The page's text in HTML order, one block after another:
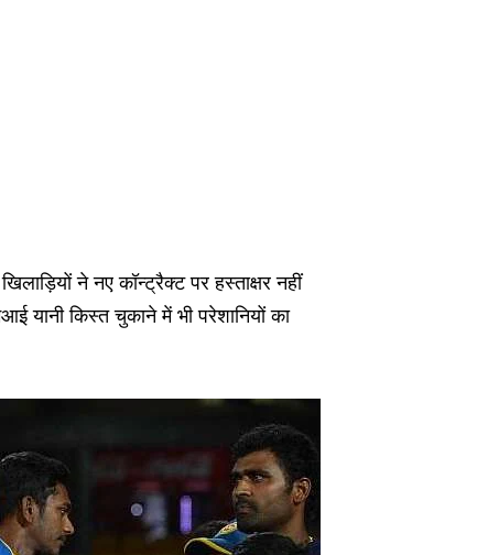
ने नए कॉन्ट्रैक्ट पर हस्ताक्षर नहीं
यानी किस्त चुकाने में भी परेशानियों का